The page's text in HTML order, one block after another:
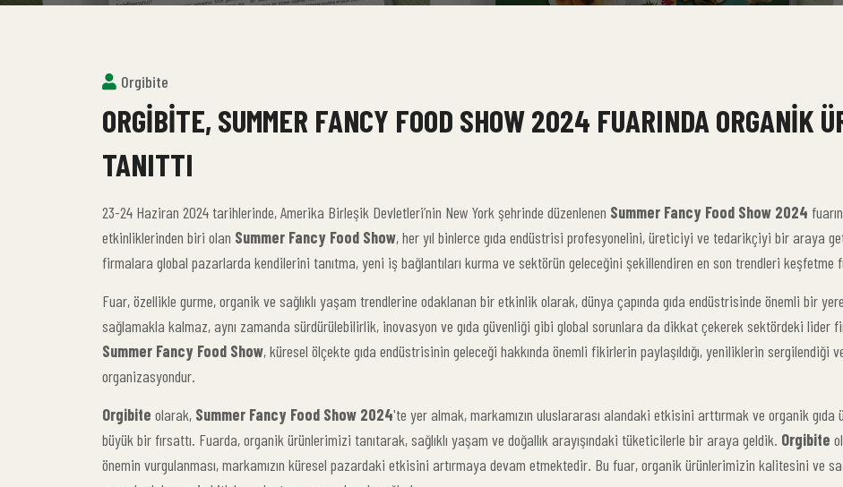
Orgibite
ORGIBITE, SUMMER FANCY FOOD SHOW 2024 FUARINDA ORGANIK
TANITTI
23-24 Haziran 2024 tarihlerinde, Amerika Birleşik Devletleri’nin New York şehrinde düzenlenen Summer Fancy Food Show 2024
etkinliklerinden biri olan Summer Fancy Food Show, her yıl binlerce gıda endüstrisi profesyonelini, üreticiyi ve tedarikçiyi bir araya
firmalara global pazarlarda kendilerini tanıtma, yeni iş bağlantıları kurma ve sektörün geleceğini şekillendiren en son trendleri keşfetme
Fuar, özellikle gurme, organik ve sağlıklı yaşam trendlerine odaklanan bir etkinlik olarak, dünya çapında gıda endüstrisinde önemli bir
sağlamakla kalmaz, aynı zamanda sürdürülebilirlik, inovasyon ve gıda güvenliği gibi global sorunlara da dikkat çekerek sektördeki lider
Summer Fancy Food Show, küresel ölçekte gıda endüstrisinin geleceği hakkında önemli fikirlerin paylaşıldığı, yeniliklerin
organizasyondur.
Orgibite olarak, Summer Fancy Food Show 2024'te yer almak, markamızın uluslararası alandaki etkisini arttırmak ve organik
büyük bir fırsattı. Fuarda, organik ürünlerimizi tanıtarak, sağlıklı yaşam ve doğallık arayışındaki tüketicilerle bir araya geldik. Orgibite
önemin vurgulanması, markamızın küresel pazardaki etkisini artırmaya devam etmektedir. Bu fuar, organik ürünlerimizin kalitesini ve